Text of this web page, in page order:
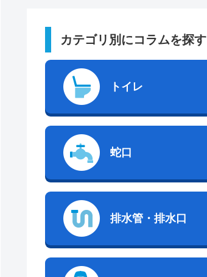
カテゴリ別にコラムを探す
トイレ
蛇口
排水管・排水口